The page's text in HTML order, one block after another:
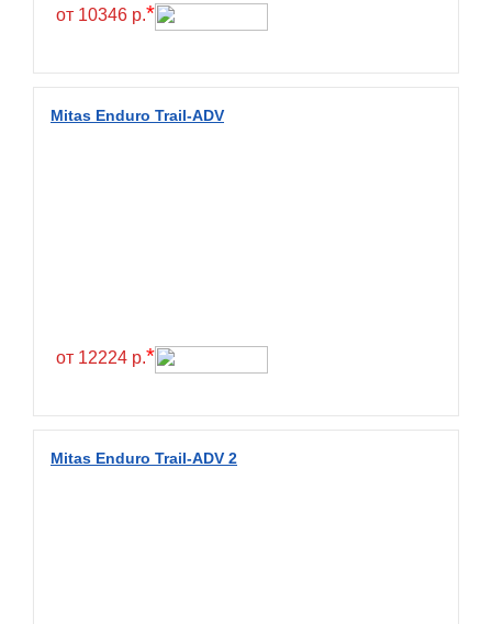
от 10346 р.*
Mitas Enduro Trail-ADV
от 12224 р.*
Mitas Enduro Trail-ADV 2